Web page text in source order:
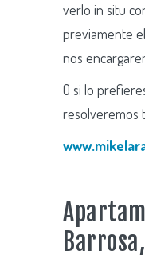
verlo in situ
previamente
nos
O si lo
resolveremos